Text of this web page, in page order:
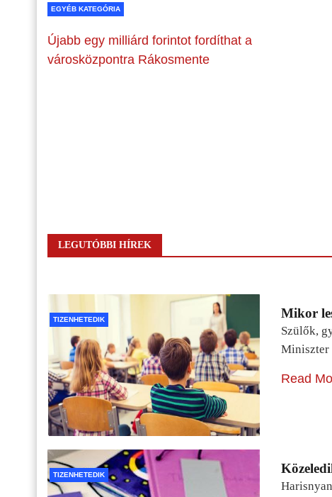
EGYÉB KATEGÓRIA
Újabb egy milliárd forintot fordíthat a
városközpontra Rákosmente
LEGUTÓBBI HÍREK
TIZENHETEDIK Mikor
Szülők,
Miniszter
Read
TIZENHETEDIK